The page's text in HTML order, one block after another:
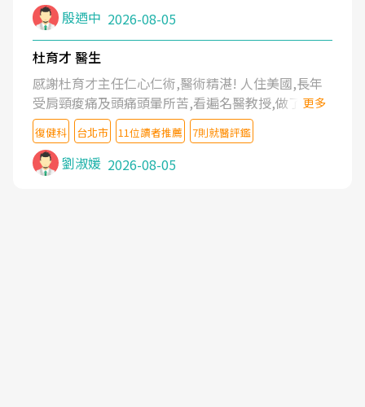
殷迺中 2026-08-05
杜育才 醫生
感謝杜育才主任仁心仁術,醫術精湛! 人住美國,長年
受肩頸痠痛及頭痛頭暈所苦,看遍名醫教授,做了各種
檢查,也嘗試過西醫打針,中醫針灸及物理徒手治療都
沒有用,後來連吃到嗎啡類止痛藥都效果有限,只是壓
症狀,沒多久就痛起來,多年失眠嚴重影響生活品質.
台灣親友介紹忠孝醫院杜育才主任是頸頭症候群專
更多
復健科 台北市 11位讀者推薦 7則就醫評鑑
劉淑媛 2026-08-05